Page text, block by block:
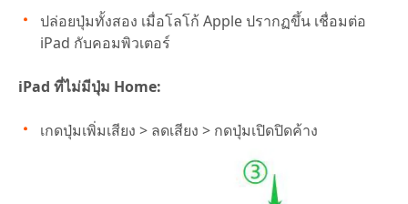
ปล่อยปุ่มทั้งสอง เมื่อโลโก้ Apple ปรากฏขึ้น เชื่อมต่อ
iPad กับคอมพิวเตอร์
iPad ที่ไม่มีปุ่ม Home:
เกดปุ่มเพิ่มเสียง > ลดเสียง > กดปุ่มเปิดปิดค้าง